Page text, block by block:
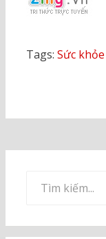
Tags: Sức
kiếm